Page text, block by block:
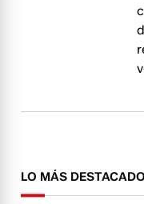
LO MÁS